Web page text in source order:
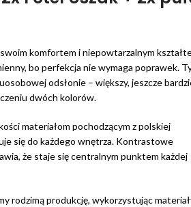
komfortem i niepowtarzalnym
bo perfekcja nie wymaga poprawek.
odsłonie – większy, jeszcze
dwóch kolorów.
materiałom pochodzącym z polskiej
się do każdego wnętrza. Kontrastowe
że staje się centralnym punktem każdej
rodzimą produkcję, wykorzystując